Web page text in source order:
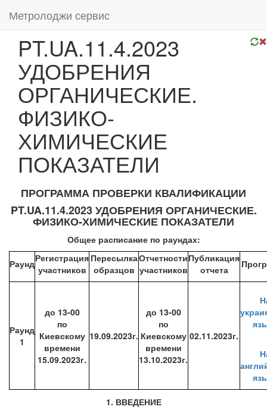
Метролоджи сервис
PT.UA.11.4.2023
УДОБРЕНИЯ
ОРГАНИЧЕСКИЕ.
ФИЗИКО-
ХИМИЧЕСКИЕ
ПОКАЗАТЕЛИ
ПРОГРАММА ПРОВЕРКИ КВАЛИФИКАЦИИ
PT.UA.11.4.2023 УДОБРЕНИЯ ОРГАНИЧЕСКИЕ.
ФИЗИКО-ХИМИЧЕСКИЕ ПОКАЗАТЕЛИ
Общее расписание по раундах:
РаундРегистрация
участников
Пересылка
образцов
Отчетности
участников
Публикация
отчета
Раунд
1
до 13-00
по
Киевскому
времени
15.09.2023г.
19.09.2023г.
до 13-00
по
Киевскому
времени
13.10.2023г.
02.11.2023г.
1. ВВЕДЕНИЕ